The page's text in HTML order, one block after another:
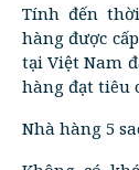
Tính đến
hàng được
tại Việt Nam
hàng đạt tiêu
Nhà hàng 5